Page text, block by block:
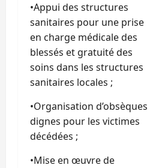
•Appui des structures
sanitaires pour une prise
en charge médicale des
blessés et gratuité des
soins dans les structures
sanitaires locales ;
•Organisation d’obsèques
dignes pour les victimes
décédées ;
•Mise en œuvre de